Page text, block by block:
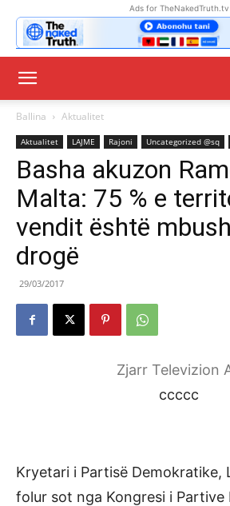
Ads for TheNakedTruth.tv
Ballina Aktualitet
Aktualitet LAJME Rajoni Uncategorized @sq
Basha akuzon
Malta: 75 % e
vendit është
drogë
29/03/2017
Zjarr Televizion
ccccc
Kryetari i Partisë Demokratike,
folur sot nga Kongresi i Partive